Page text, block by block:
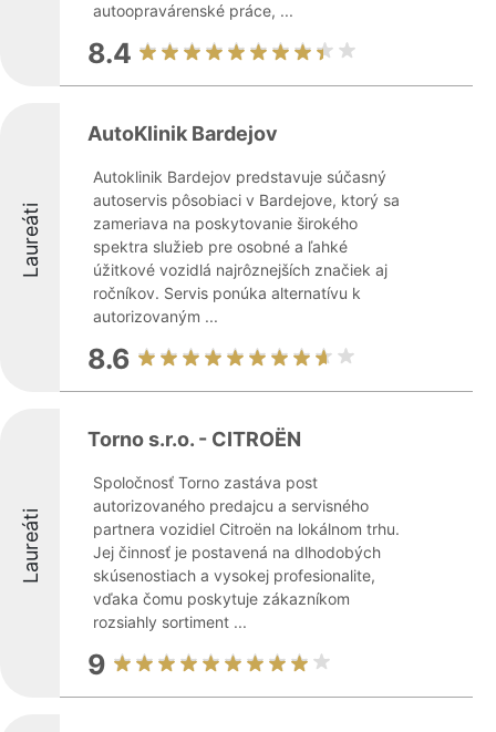
autoopravárenské práce, ...
8.4
Laureáti
AutoKlinik Bardejov
Autoklinik Bardejov predstavuje súčasný
autoservis pôsobiaci v Bardejove, ktorý sa
zameriava na poskytovanie širokého
spektra služieb pre osobné a ľahké
úžitkové vozidlá najrôznejších značiek aj
ročníkov. Servis ponúka alternatívu k
autorizovaným ...
8.6
Laureáti
Torno s.r.o. - CITROËN
Spoločnosť Torno zastáva post
autorizovaného predajcu a servisného
partnera vozidiel Citroën na lokálnom trhu.
Jej činnosť je postavená na dlhodobých
skúsenostiach a vysokej profesionalite,
vďaka čomu poskytuje zákazníkom
rozsiahly sortiment ...
9